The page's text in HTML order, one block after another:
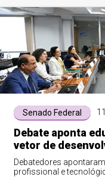
Senado Federal
Debate aponta
vetor de
Debatedores
profissional e